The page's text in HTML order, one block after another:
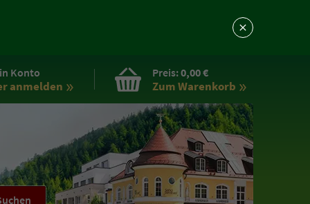
Konto
anmelden
Preis:0,00 €
Zum Warenkorb